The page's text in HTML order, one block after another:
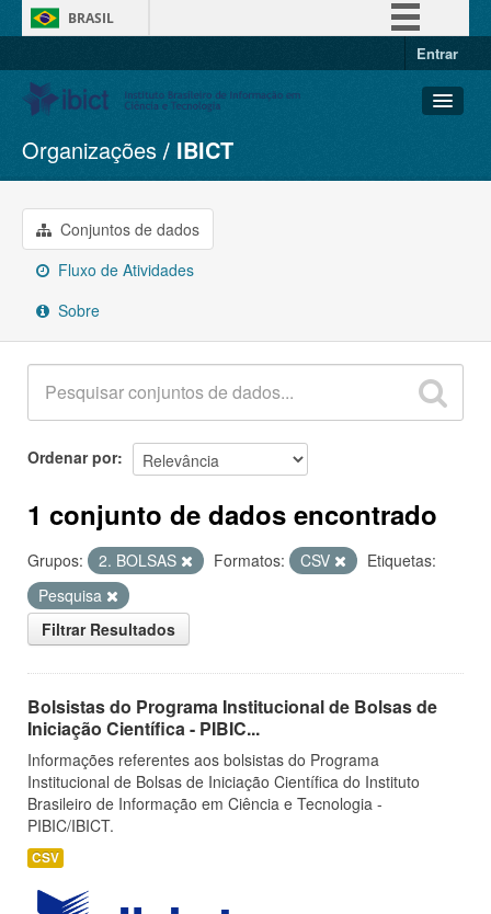
BRASIL
Entrar
Conjuntos de dados
Organizações
Grupos
Sobre
Organizações IBICT
Conjuntos de dados
Fluxo de Atividades
Sobre
Ordenar por
1 conjunto de dados encontrado
Grupos: 2. BOLSAS Formatos: CSV
Etiquetas:
Pesquisa
Filtrar Resultados
Bolsistas do Programa Institucional de Bolsas de
Iniciação Científica - PIBIC...
Informações referentes aos bolsistas do Programa
Institucional de Bolsas de Iniciação Científica do Instituto
Brasileiro de Informação em Ciência e Tecnologia -
PIBIC/IBICT.
CSV